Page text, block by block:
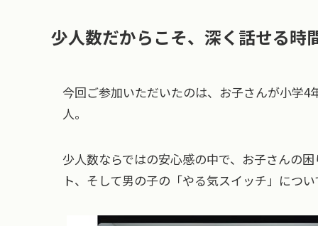
少人数だからこそ、深く話せる時
今回ご参加いただいたのは、お子さんが小学
人。
少人数ならではの安心感の中で、お子さんの
ト、そして男の子の「やる気スイッチ」につ